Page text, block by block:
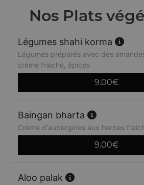
Nos Plats
Légumes shahi korma
Légumes préparés avec des
crème fraiche, épices
9.00€
Baingan bharta
Crème d'aubergines aux herbes
9.00€
Aloo palak